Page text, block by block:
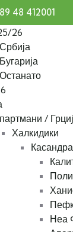
48 412001
26
/
Халкидики
Неа